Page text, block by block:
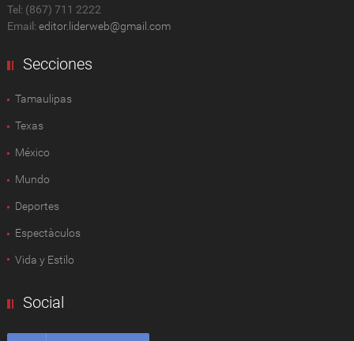
Tel: (867) 711 2222
Email: editor.liderweb@gmail.com
Secciones
Tamaulipas
Texas
México
Mundo
Deportes
Espectàculos
Vida y Estilo
Social